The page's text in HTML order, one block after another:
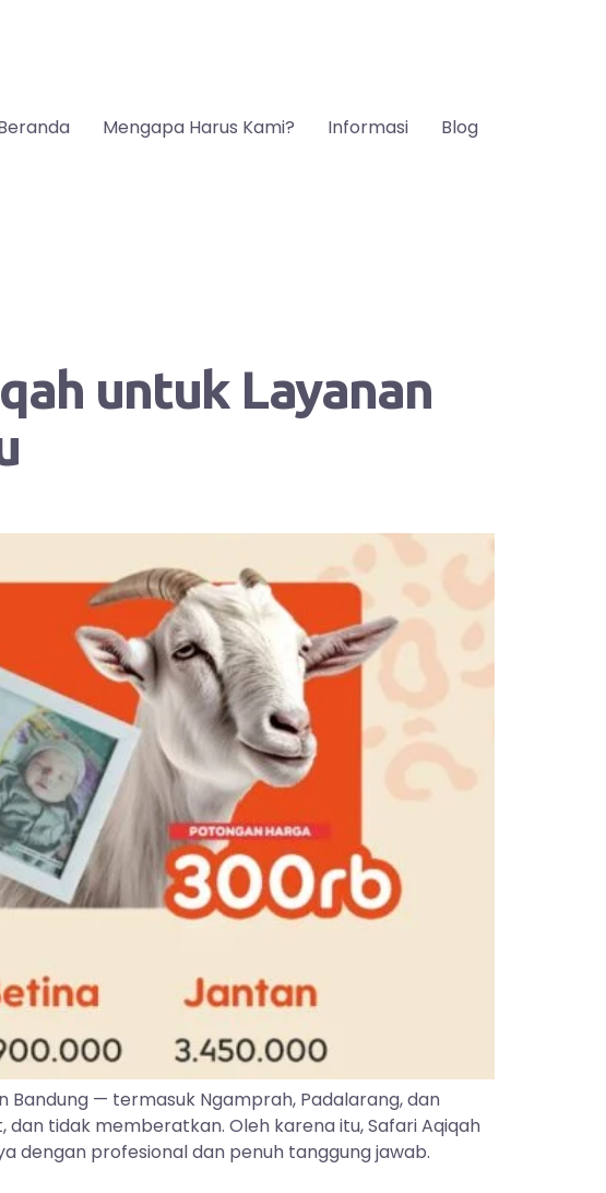
Mengapa Harus Kami? Informasi Blog
untuk Layanan
Bandung — termasuk Ngamprah, Padalarang, dan
tidak memberatkan. Oleh karena itu, Safari Aqiqah
dengan profesional dan penuh tanggung jawab.